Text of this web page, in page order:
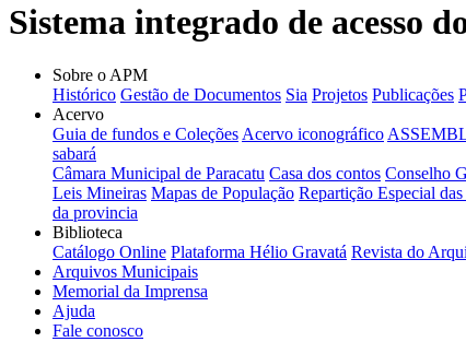
Sistema integrado de acesso
Sobre o APM
Histórico Gestão de Documentos Sia Projetos Publicações
Acervo
Guia de fundos e Coleções Acervo iconográfico
sabará
Câmara Municipal de Paracatu Casa dos contos Conselho
Leis Mineiras Mapas de População Repartição Especial
da provincia
Biblioteca
Catálogo Online Plataforma Hélio Gravatá Revista do
Arquivos Municipais
Memorial da Imprensa
Ajuda
Fale conosco